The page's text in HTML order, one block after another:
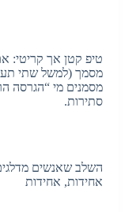
טיפ קטן אך קריטי:
מסמך (למשל שתי
מסמנים מי “הגרסה
סתירות.
השלב שאנשים
אחידות, אחידות